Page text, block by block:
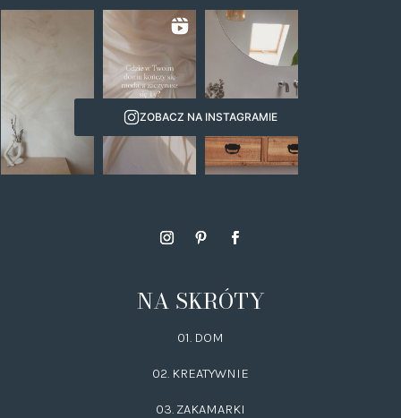
ZOBACZ NA INSTAGRAMIE
NA SKRÓTY
01. DOM
02. KREATYWNIE
03. ZAKAMARKI